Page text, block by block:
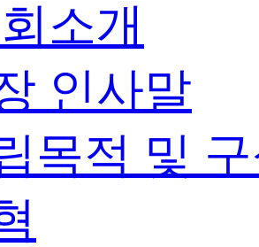
소개
인사말
목적 및